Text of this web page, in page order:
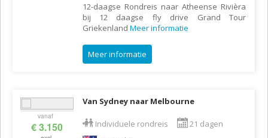
12-daagse Rondreis naar Atheense Rivièra
bij 12 daagse fly drive Grand Tour
Griekenland Meer informatie
Meer informatie
vanaf
€ 3.150
Van Sydney naar Melbourne
Individuele rondreis
21 dagen